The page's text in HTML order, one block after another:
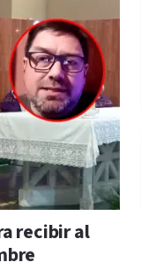
recibir al